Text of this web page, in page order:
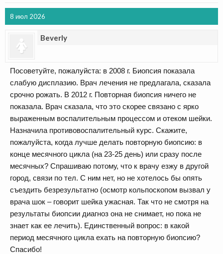
8 июл 2026
Beverly
Посоветуйте, пожалуйста: в 2008 г. Биопсия показала
слабую дисплазию. Врач лечения не предлагала, сказала
срочно рожать. В 2012 г. Повторная биопсия ничего не
показала. Врач сказала, что это скорее связано с ярко
выраженным воспалительным процессом и отеком шейки.
Назначила противовоспалительный курс. Скажите,
пожалуйста, когда лучше делать повторную биопсию: в
конце месячного цикла (на 23-25 день) или сразу после
месячных? Спрашиваю потому, что к врачу езжу в другой
город, связи по тел. С ним нет, но не хотелось бы опять
съездить безрезультатно (осмотр кольпоскопом вызвал у
врача шок – говорит шейка ужасная. Так что не смотря на
результаты биопсии диагноз она не снимает, но пока не
знает как ее лечить). Единственный вопрос: в какой
период месячного цикла ехать на повторную биопсию?
Спасибо!